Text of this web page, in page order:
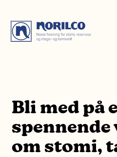
Bli med på
spennende
om stomi,